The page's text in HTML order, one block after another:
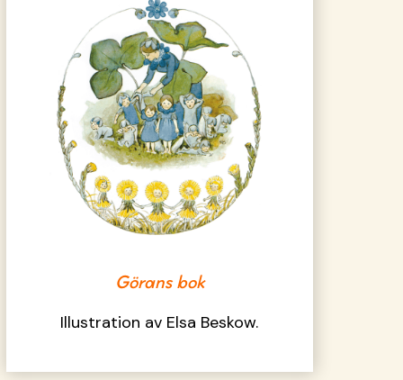
Görans bok
Illustration av Elsa Beskow.